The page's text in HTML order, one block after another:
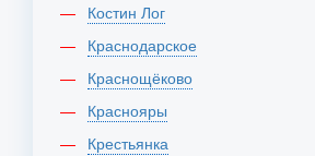
Костин Лог
Краснодарское
Краснощёково
Краснояры
Крестьянка